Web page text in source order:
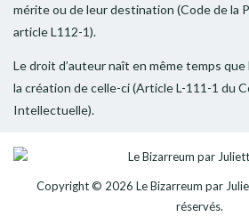
mérite ou de leur destination (Code de la
article L112-1).
Le droit d’auteur naît en même temps
la création de celle-ci (Article L-111-1 du
Intellectuelle).
Copyright © 2026 Le Bizarreum par
réservés.